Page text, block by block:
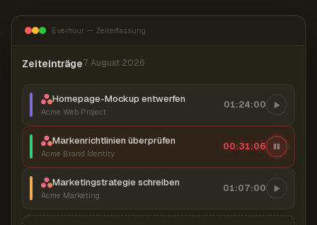
Everhour — Zeiterfassung
Zeiteinträge7. August 2026
Homepage-Mockup entwerfen
Acme Web Project
01:24:00
Markenrichtlinien überprüfen
Acme Brand Identity
00:31:07
Marketingstrategie schreiben
Acme Marketing
01:07:00